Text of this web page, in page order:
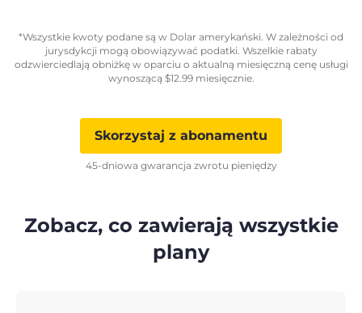
*Wszystkie kwoty podane są w Dolar amerykański. W zależności od
jurysdykcji mogą obowiązywać podatki. Wszelkie rabaty
odzwierciedlają obniżkę w oparciu o aktualną miesięczną cenę usługi
wynoszącą $12.99miesięcznie.
Skorzystaj z abonamentu
45-dniowa gwarancja zwrotu pieniędzy
Zobacz, co zawierają wszystkie
plany